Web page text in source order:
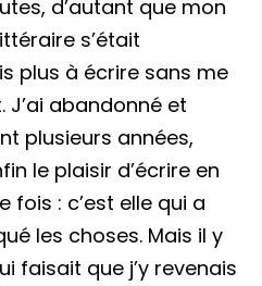
d’autant que mon
s’était
plus à écrire sans me
abandonné et
plusieurs années,
le plaisir d’écrire en
: c’est elle qui a
les choses. Mais il y
faisait que j’y revenais